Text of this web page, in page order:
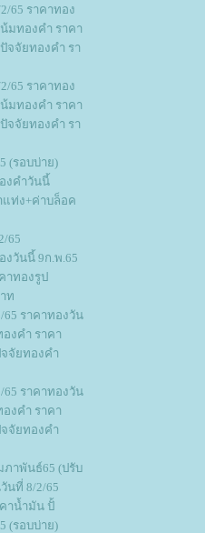
65 ราคาทอง
มทองคำ ราคา
จจัยทองคำ รา
65 ราคาทอง
มทองคำ ราคา
จจัยทองคำ รา
(รอบบ่าย)
งคำวันนี้
แท่ง+ค่าบล็อค
65
งวันนี้ 9ก.พ.65
าทองรูป
ท
65 ราคาทองวัน
งคำ ราคา
จัยทองคำ
65 ราคาทองวัน
งคำ ราคา
จัยทองคำ
าพันธ์65 (ปรับ
นที่ 8/2/65
าน้ำมัน ปั้
(รอบบ่าย)